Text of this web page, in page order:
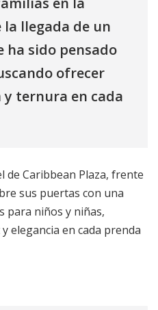
llegada de un
ha sido pensado
ofrecer
ternura en cada
de Caribbean Plaza, frente
sus puertas con una
para niños y niñas,
elegancia en cada prenda